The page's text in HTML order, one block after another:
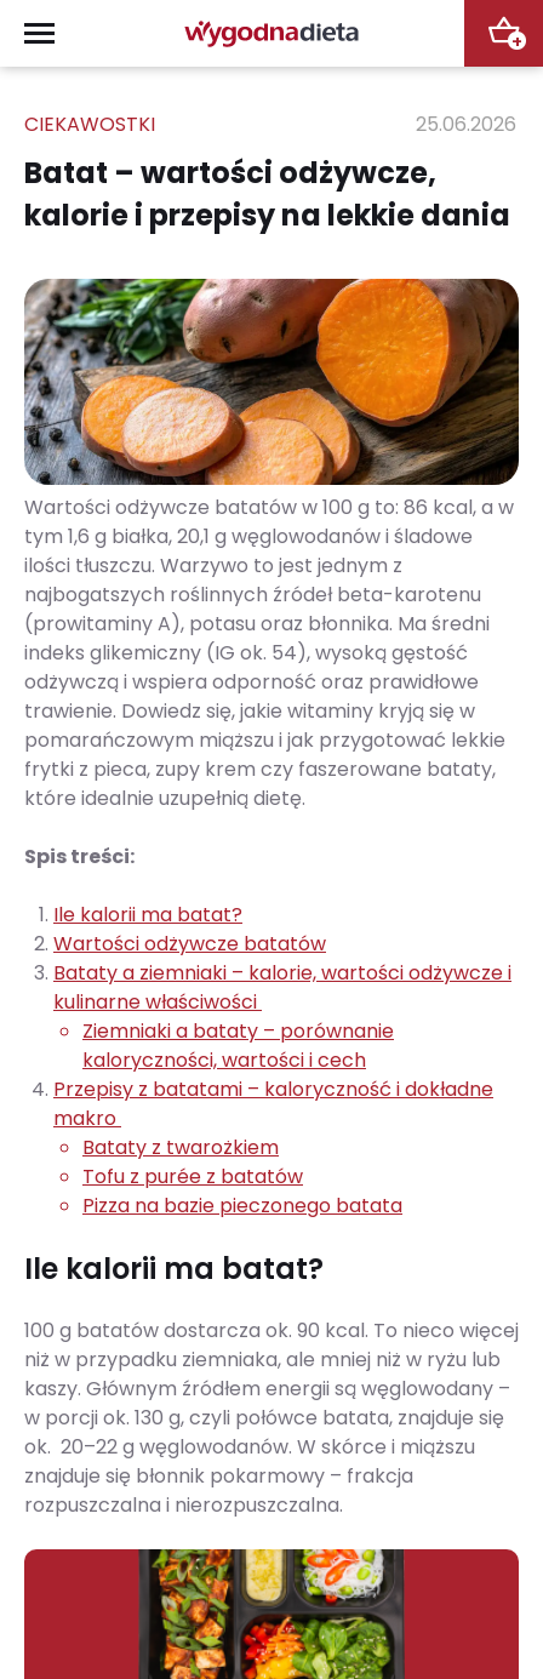
+
CIEKAWOSTKI 25.06.2026
Batat – wartości odżywcze,
kalorie i przepisy na lekkie dania
Wartości odżywcze batatów w 100 g to: 86 kcal, a w
tym 1,6 g białka, 20,1 g węglowodanów i śladowe
ilości tłuszczu. Warzywo to jest jednym z
najbogatszych roślinnych źródeł beta-karotenu
(prowitaminy A), potasu oraz błonnika. Ma średni
indeks glikemiczny (IG ok. 54), wysoką gęstość
odżywczą i wspiera odporność oraz prawidłowe
trawienie. Dowiedz się, jakie witaminy kryją się w
pomarańczowym miąższu i jak przygotować lekkie
frytki z pieca, zupy krem czy faszerowane bataty,
które idealnie uzupełnią dietę.
Spis treści:
Ile kalorii ma batat?
Wartości odżywcze batatów
Bataty a ziemniaki – kalorie, wartości odżywcze i
kulinarne właściwości
Ziemniaki a bataty – porównanie
kaloryczności, wartości i cech
Przepisy z batatami – kaloryczność i dokładne
makro
Bataty z twarożkiem
Tofu z purée z batatów
Pizza na bazie pieczonego batata
Ile kalorii ma batat?
100 g batatów dostarcza ok. 90 kcal. To nieco więcej
niż w przypadku ziemniaka, ale mniej niż w ryżu lub
kaszy. Głównym źródłem energii są węglowodany –
w porcji ok. 130 g, czyli połówce batata, znajduje się
ok. 20–22 g węglowodanów. W skórce i miąższu
znajduje się błonnik pokarmowy – frakcja
rozpuszczalna i nierozpuszczalna.